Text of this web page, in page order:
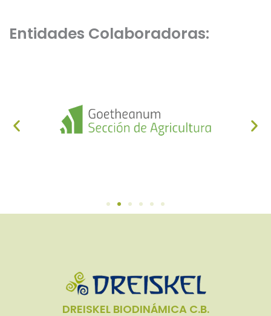
Entidades Colaboradoras:
DREISKEL BIODINÁMICA C.B.